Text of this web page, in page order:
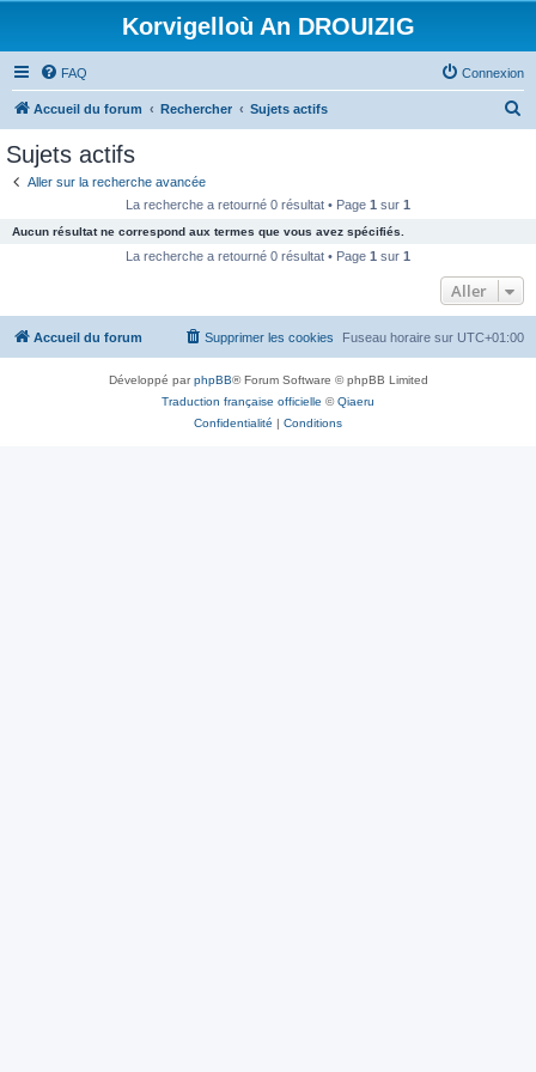
Korvigelloù An DROUIZIG
FAQ Connexion
Accueil du forum Rechercher Sujets actifs
c
e
Sujets actifs
Aller sur la recherche avancée
La recherche a retourné 0 résultat • Page 1 sur 1
Aucun résultat ne correspond aux termes que vous avez spécifiés.
La recherche a retourné 0 résultat • Page 1 sur 1
Aller
Accueil du forum Fuseau horaire sur UTC+01:00
Supprimer les cookies
Développé parphpBB® Forum Software © phpBB Limited
Traduction française officielle ©Qiaeru
Confidentialité | Conditions